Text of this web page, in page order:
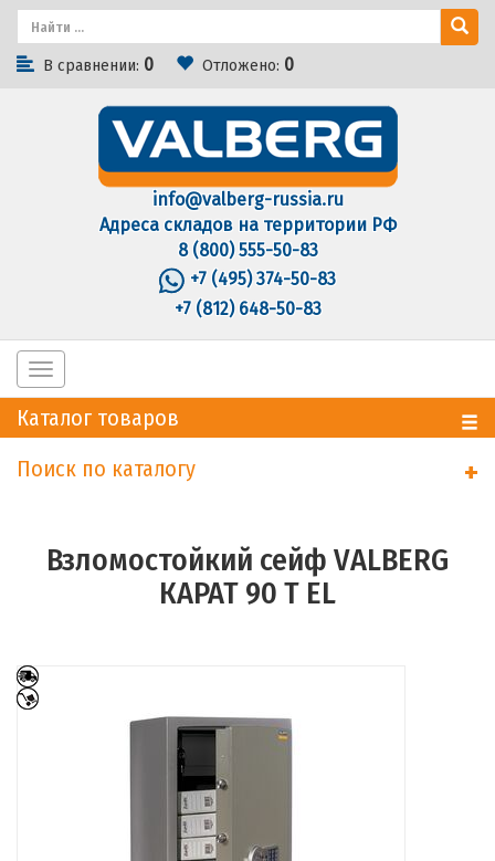
В сравнении: 0 Отложено: 0
info@valberg-russia.ru
Адреса складов на территории РФ
8 (800) 555-50-83
+7 (495) 374-50-83
+7 (812) 648-50-83
Toggle
navigation
Каталог товаров
Поиск по каталогу
+
Взломостойкий сейф VALBERG
КАРАТ 90 T EL